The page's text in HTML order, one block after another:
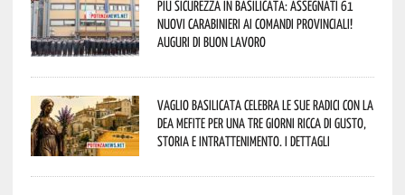
Più sicurezza in Basilicata: assegnati 61
nuovi Carabinieri ai Comandi provinciali!
Auguri di buon lavoro
Vaglio Basilicata celebra le sue radici con la
Dea Mefite per una tre giorni ricca di gusto,
storia e intrattenimento. I dettagli